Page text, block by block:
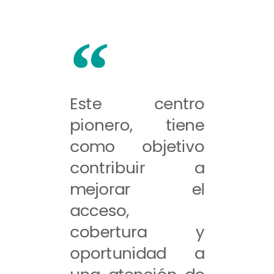
Este centro
pionero, tiene
como objetivo
contribuir a
mejorar el
acceso,
cobertura y
oportunidad a